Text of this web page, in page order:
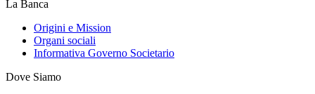
La Banca
Origini e Mission
Organi sociali
Informativa Governo Societario
Dove Siamo